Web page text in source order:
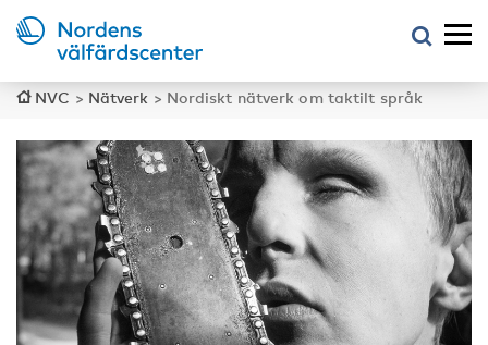
NVC > Nätverk > Nordiskt nätverk om taktilt språk